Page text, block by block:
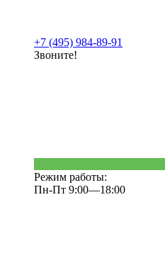
+7 (495) 984-89-91
Звоните!
Режим работы:
Пн-Пт 9:00—18:00